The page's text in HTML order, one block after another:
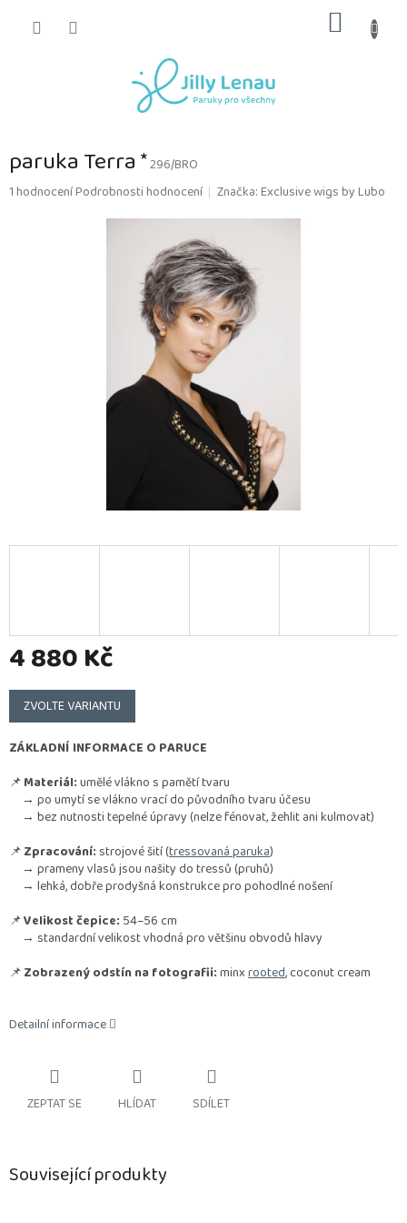
KOŠÍK
paruka Terra *296/BRO
Průměrné
1 hodnoceníPodrobnosti hodnocení Značka:Exclusive wigs by Lubo
4 880 Kč
Měrná
cena:
ZVOLTE VARIANTU
ZÁKLADNÍ INFORMACE O PARUCE
📌Materiál:umělé vlákno s pamětí tvaru
→ po umytí se vlákno vrací do původního tvaru účesu
→ bez nutnosti tepelné úpravy (nelze fénovat, žehlit ani kulmovat)
📌Zpracování: strojové šití (tressovaná paruka)
→ prameny vlasů jsou našity do tressů (pruhů)
→ lehká, dobře prodyšná konstrukce pro pohodlné nošení
📌Velikost čepice: 54–56 cm
→ standardní velikost vhodná pro většinu obvodů hlavy
📌Zobrazený odstín na fotografii:minxrooted, coconut cream
Detailní informace
ZEPTAT SE HLÍDAT SDÍLET
Související produkty